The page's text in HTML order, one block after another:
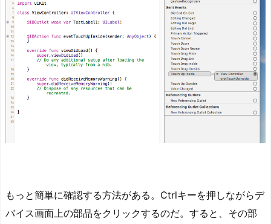
もっと簡単に確認する方法がある。Ctrlキーを押しながらデ
バイス画面上の部品をクリックするのだ。すると、その部